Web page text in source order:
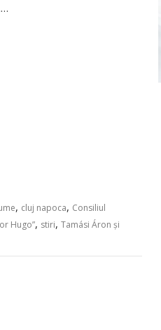
, cluj napoca, Consiliul
Hugo”, stiri, Tamási Áron și